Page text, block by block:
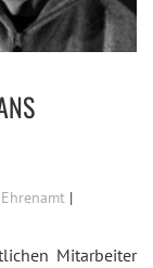
S
Mitarbeiter